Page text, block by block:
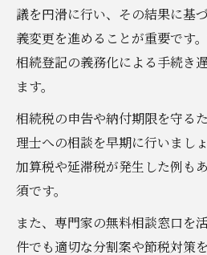
議を円滑に行い、その結果に基
義変更を進めることが重要です
相続登記の義務化による手続き
ます。
相続税の申告や納付期限を守る
理士への相談を早期に行いまし
加算税や延滞税が発生した例も
須です。
また、専門家の無料相談窓口を
件でも適切な分割案や節税対策